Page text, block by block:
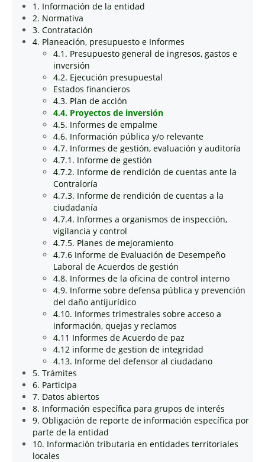
1. Información de la entidad
2. Normativa
3. Contratación
4. Planeación, presupuesto e Informes
4.1. Presupuesto general de ingresos, gastos e
inversión
4.2. Ejecución presupuestal
Estados financieros
4.3. Plan de acción
4.4. Proyectos de inversión
4.5. Informes de empalme
4.6. Información pública y/o relevante
4.7. Informes de gestión, evaluación y auditoría
4.7.1. Informe de gestión
4.7.2. Informe de rendición de cuentas ante la
Contraloría
4.7.3. Informe de rendición de cuentas a la
ciudadanía
4.7.4. Informes a organismos de inspección,
vigilancia y control
4.7.5. Planes de mejoramiento
4.7.6 Informe de Evaluación de Desempeño
Laboral de Acuerdos de gestión
4.8. Informes de la oficina de control interno
4.9. Informe sobre defensa pública y prevención
del daño antijurídico
4.10. Informes trimestrales sobre acceso a
información, quejas y reclamos
4.11 Informes de Acuerdo de paz
4.12 informe de gestion de integridad
4.13. Informe del defensor al ciudadano
5. Trámites
6. Participa
7. Datos abiertos
8. Información específica para grupos de interés
9. Obligación de reporte de información específica por
parte de la entidad
10. Información tributaria en entidades territoriales
locales